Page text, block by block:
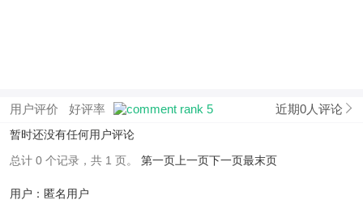
用户评价 好评率 近期0人评论
暂时还没有任何用户评论
总计 0 个记录，共 1 页。 第一页 上一页下一页最末页
用户：匿名用户